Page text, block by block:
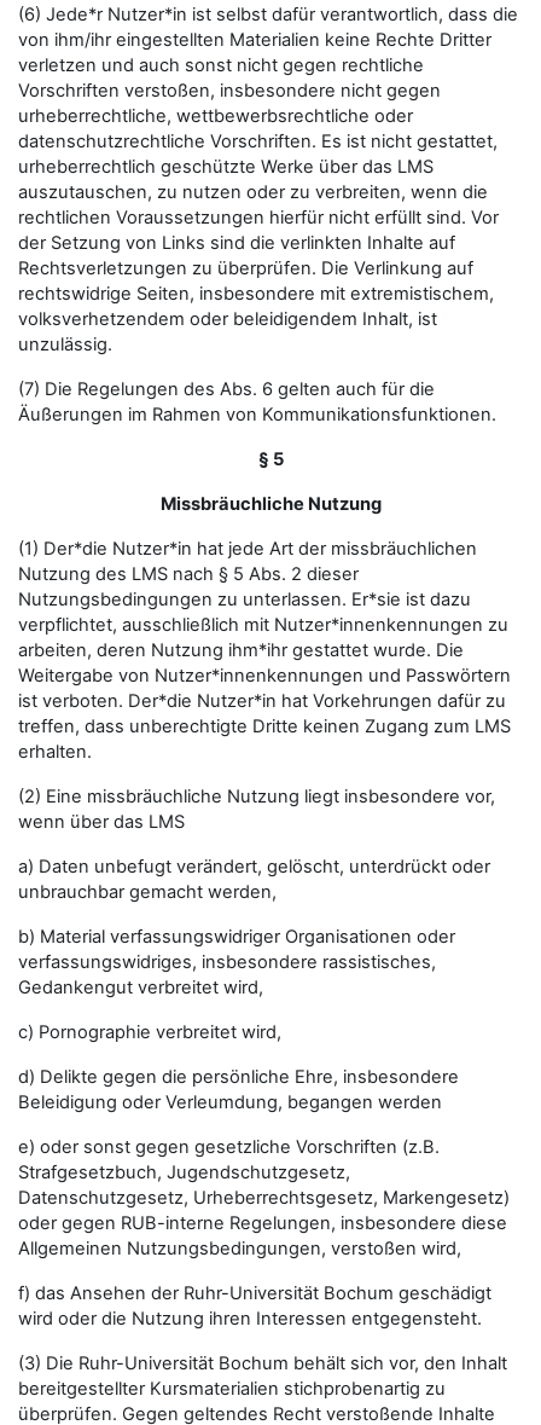
(6) Jede*r Nutzer*in ist selbst dafür verantwortlich, dass die
von ihm/ihr eingestellten Materialien keine Rechte Dritter
verletzen und auch sonst nicht gegen rechtliche
Vorschriften verstoßen, insbesondere nicht gegen
urheberrechtliche, wettbewerbsrechtliche oder
datenschutzrechtliche Vorschriften. Es ist nicht gestattet,
urheberrechtlich geschützte Werke über das LMS
auszutauschen, zu nutzen oder zu verbreiten, wenn die
rechtlichen Voraussetzungen hierfür nicht erfüllt sind. Vor
der Setzung von Links sind die verlinkten Inhalte auf
Rechtsverletzungen zu überprüfen. Die Verlinkung auf
rechtswidrige Seiten, insbesondere mit extremistischem,
volksverhetzendem oder beleidigendem Inhalt, ist
unzulässig.
(7) Die Regelungen des Abs. 6 gelten auch für die
Äußerungen im Rahmen von Kommunikationsfunktionen.
§ 5
Missbräuchliche Nutzung
(1) Der*die Nutzer*in hat jede Art der missbräuchlichen
Nutzung des LMS nach § 5 Abs. 2 dieser
Nutzungsbedingungen zu unterlassen. Er*sie ist dazu
verpflichtet, ausschließlich mit Nutzer*innenkennungen zu
arbeiten, deren Nutzung ihm*ihr gestattet wurde. Die
Weitergabe von Nutzer*innenkennungen und Passwörtern
ist verboten. Der*die Nutzer*in hat Vorkehrungen dafür zu
treffen, dass unberechtigte Dritte keinen Zugang zum LMS
erhalten.
(2) Eine missbräuchliche Nutzung liegt insbesondere vor,
wenn über das LMS
a) Daten unbefugt verändert, gelöscht, unterdrückt oder
unbrauchbar gemacht werden,
b) Material verfassungswidriger Organisationen oder
verfassungswidriges, insbesondere rassistisches,
Gedankengut verbreitet wird,
c) Pornographie verbreitet wird,
d) Delikte gegen die persönliche Ehre, insbesondere
Beleidigung oder Verleumdung, begangen werden
e) oder sonst gegen gesetzliche Vorschriften (z.B.
Strafgesetzbuch, Jugendschutzgesetz,
Datenschutzgesetz, Urheberrechtsgesetz, Markengesetz)
oder gegen RUB-interne Regelungen, insbesondere diese
Allgemeinen Nutzungsbedingungen, verstoßen wird,
f) das Ansehen der Ruhr-Universität Bochum geschädigt
wird oder die Nutzung ihren Interessen entgegensteht.
(3) Die Ruhr-Universität Bochum behält sich vor, den Inhalt
bereitgestellter Kursmaterialien stichprobenartig zu
überprüfen. Gegen geltendes Recht verstoßende Inhalte